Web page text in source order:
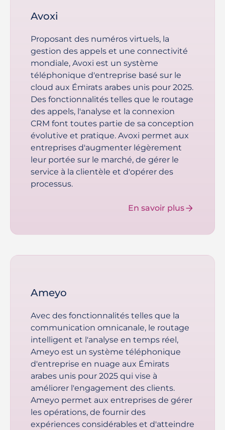
Avoxi
Proposant des numéros virtuels, la
gestion des appels et une connectivité
mondiale, Avoxi est un système
téléphonique d'entreprise basé sur le
cloud aux Émirats arabes unis pour 2025.
Des fonctionnalités telles que le routage
des appels, l'analyse et la connexion
CRM font toutes partie de sa conception
évolutive et pratique. Avoxi permet aux
entreprises d'augmenter légèrement
leur portée sur le marché, de gérer le
service à la clientèle et d'opérer des
processus.
En savoir plus
Ameyo
Avec des fonctionnalités telles que la
communication omnicanale, le routage
intelligent et l'analyse en temps réel,
Ameyo est un système téléphonique
d'entreprise en nuage aux Émirats
arabes unis pour 2025 qui vise à
améliorer l'engagement des clients.
Ameyo permet aux entreprises de gérer
les opérations, de fournir des
expériences considérables et d'atteindre